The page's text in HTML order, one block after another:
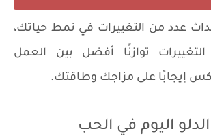
عدد من التغييرات في نمط حياتك،
توازنًا أفضل بين العمل
إيجابًا على مزاجك وطاقتك.
اليوم في الحب